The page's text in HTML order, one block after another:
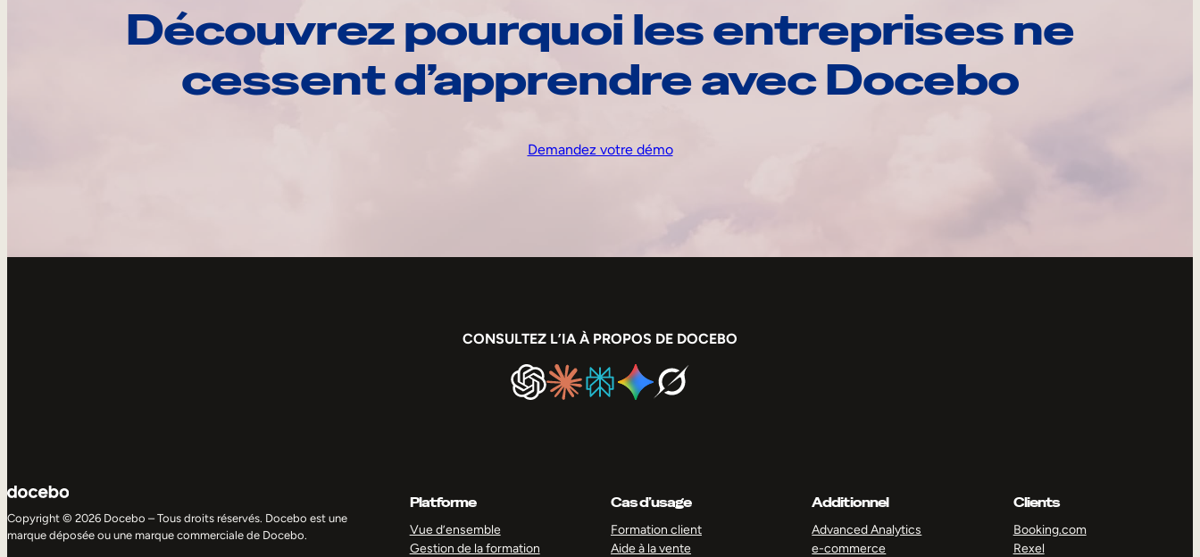
Découvrez pourquoi les entreprises ne
cessent d’apprendre avec Docebo
Demandez votre démo
CONSULTEZ L’IA À PROPOS DE DOCEBO
Copyright © 2026 Docebo – Tous droits réservés. Docebo est une
marque déposée ou une marque commerciale de Docebo.
Platforme
Vue d’ensemble
Gestion de la formation
Cas d’usage
Formation client
Aide à la vente
Additionnel
Advanced Analytics
e-commerce
Clients
Booking.com
Rexel